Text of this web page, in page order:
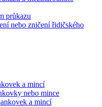
průkazu
nebo zničení řidičského
a mincí
nebo mince
a mincí